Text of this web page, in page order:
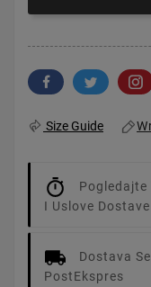
Size Guide
Pogledajte
I Uslove Dostave
Dostava
PostEkspres